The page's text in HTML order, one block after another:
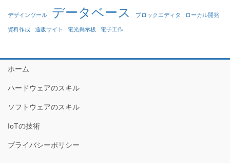
デザインツール データベース ブロックエディタ ローカル開発
資料作成 通販サイト 電光掲示板 電子工作
ホーム
ハードウェアのスキル
ソフトウェアのスキル
IoTの技術
プライバシーポリシー